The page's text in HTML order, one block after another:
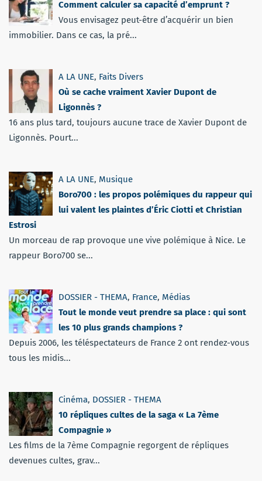
Comment calculer sa capacité d’emprunt ?
Vous envisagez peut-être d’acquérir un bien
immobilier. Dans ce cas, la pré...
A LA UNE, Faits Divers
Où se cache vraiment Xavier Dupont de
Ligonnès ?
16 ans plus tard, toujours aucune trace de Xavier Dupont de
Ligonnès. Pourt...
A LA UNE, Musique
Boro700 : les propos polémiques du rappeur qui
lui valent les plaintes d’Éric Ciotti et Christian
Estrosi
Un morceau de rap provoque une vive polémique à Nice. Le
rappeur Boro700 se...
DOSSIER - THEMA, France, Médias
Tout le monde veut prendre sa place : qui sont
les 10 plus grands champions ?
Depuis 2006, les téléspectateurs de France 2 ont rendez-vous
tous les midis...
Cinéma, DOSSIER - THEMA
10 répliques cultes de la saga « La 7ème
Compagnie »
Les films de la 7ème Compagnie regorgent de répliques
devenues cultes, grav...